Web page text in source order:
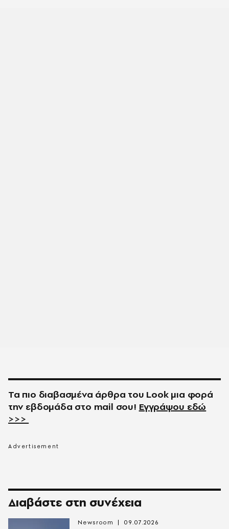
Τα πιο διαβασμένα άρθρα του Look μια φορά
την εβδομάδα στο mail σου! Εγγράψου εδώ
>>>
Διαβάστε στη συνέχεια
Newsroom 09.07.2026